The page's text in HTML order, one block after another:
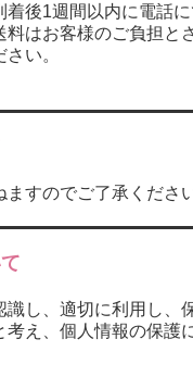
後1週間以内に電話
はお客様のご負担と
ださい。
すのでご了承ください
し、適切に利用し、
考え、個人情報の保護